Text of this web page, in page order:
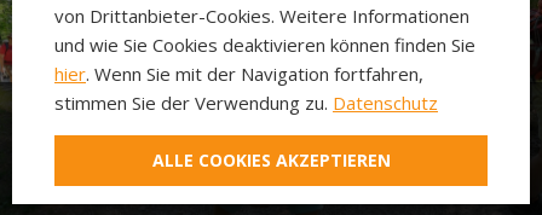
Neuer Pilgerweg Via
Laudato si’
von Drittanbieter-Cookies. Weitere Informationen
und wie Sie Cookies deaktivieren können finden Sie
hier. Wenn Sie mit der Navigation fortfahren,
stimmen Sie der Verwendung zu. Datenschutz
ALLE COOKIES AKZEPTIEREN